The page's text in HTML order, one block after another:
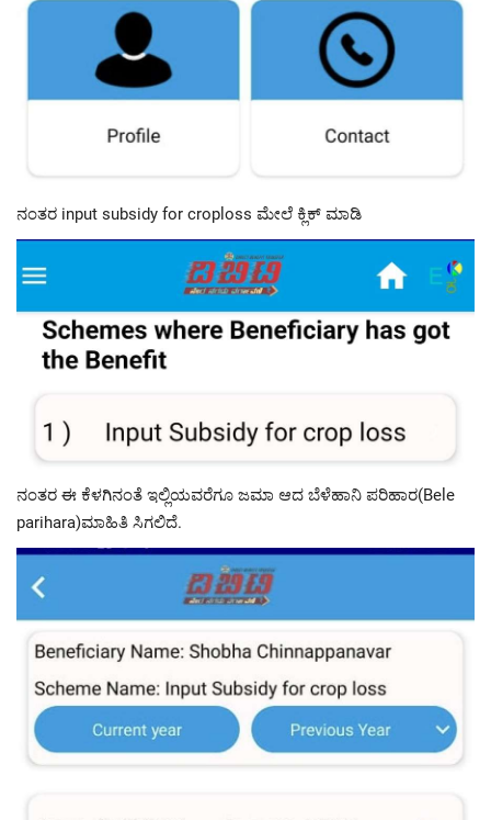
ನಂತರ input subsidy for croploss ಮೇಲೆ ಕ್ಲಿಕ್ ಮಾಡಿ
ನಂತರ ಈ ಕೆಳಗಿನಂತೆ ಇಲ್ಲಿಯವರೆಗೂ ಜಮಾ ಆದ ಬೆಳೆಹಾನಿ ಪರಿಹಾರ(Bele
parihara)ಮಾಹಿತಿ ಸಿಗಲಿದೆ.